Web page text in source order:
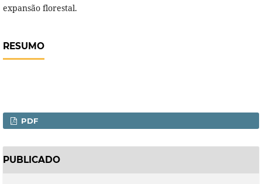
expansão florestal.
RESUMO
PDF
PUBLICADO